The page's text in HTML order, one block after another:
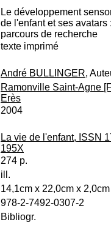
9h00-
Tél:
Le développement
de l'enfant et ses avatars
parcours de recherche
texte imprimé
André BULLINGER,
Ramonville Saint-Agne
Erès
2004
La vie de l'enfant, ISSN
195X
274 p.
ill.
14,1cm x 22,0cm x 2,0cm
978-2-7492-0307-2
Bibliogr.
t
i
o
n
t
d
e
D
o
u
m
e
n
t
a
t
i